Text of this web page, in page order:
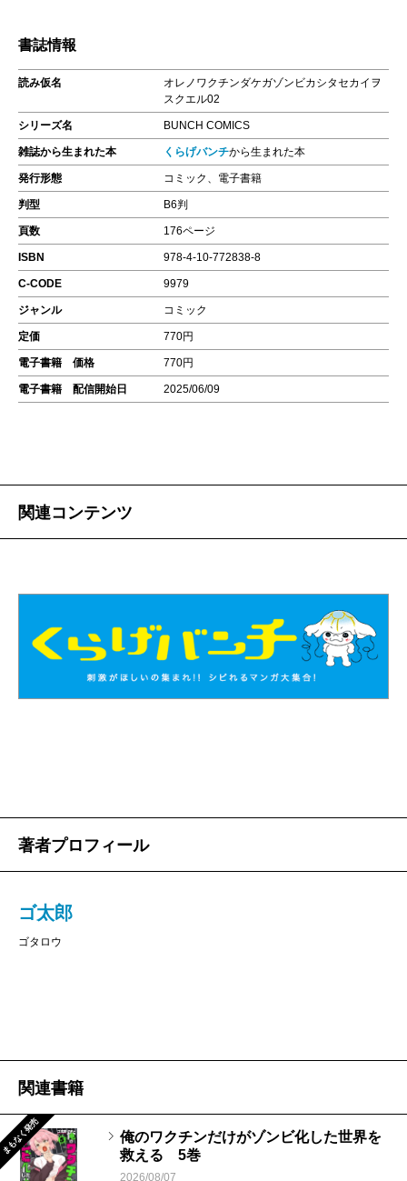
書誌情報
読み仮名
オレノワクチンダケガゾンビカシタセカイヲ
スクエル02
シリーズ名 BUNCH COMICS
雑誌から生まれた本 くらげバンチから生まれた本
発行形態 コミック、電子書籍
判型 B6判
頁数 176ページ
ISBN 978-4-10-772838-8
C-CODE 9979
ジャンル コミック
定価 770円
電子書籍 価格 770円
電子書籍 配信開始日 2025/06/09
関連コンテンツ
著者プロフィール
ゴ太郎
ゴタロウ
関連書籍
まもなく発売
俺のワクチンだけがゾンビ化した世界を
救える 5巻
2026/08/07